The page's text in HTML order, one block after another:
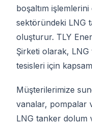
boşaltım
sektöründeki LNG
oluşturur. TLY
Şirketi olarak, LNG
tesisleri için
Müşterilerimize
vanalar, pompalar
LNG tanker dolum